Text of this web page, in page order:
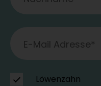
Löwenzahn